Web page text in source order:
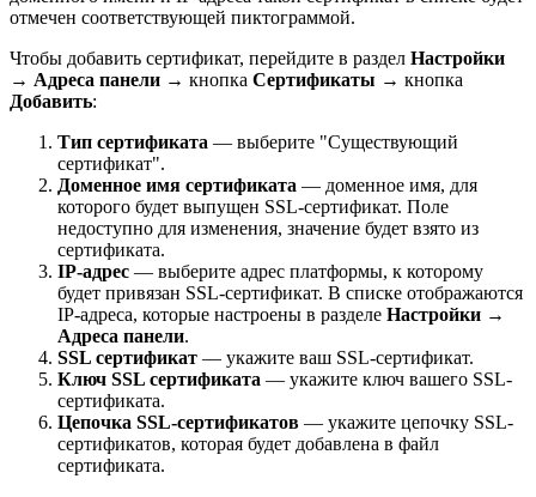
отмечен соответствующей пиктограммой.
Чтобы добавить сертификат, перейдите в раздел Настройки
→ Адреса панели → кнопка Сертификаты → кнопка
Добавить:
Тип сертификата — выберите "Существующий
сертификат".
Доменное имя сертификата — доменное имя, для
которого будет выпущен SSL-сертификат. Поле
недоступно для изменения, значение будет взято из
сертификата.
IP-адрес — выберите адрес платформы, к которому
будет привязан SSL-сертификат. В списке отображаются
IP-адреса, которые настроены в разделе Настройки →
Адреса панели.
SSL сертификат — укажите ваш SSL-сертификат.
Ключ SSL сертификата — укажите ключ вашего SSL-
сертификата.
Цепочка SSL-сертификатов — укажите цепочку SSL-
сертификатов, которая будет добавлена в файл
сертификата.